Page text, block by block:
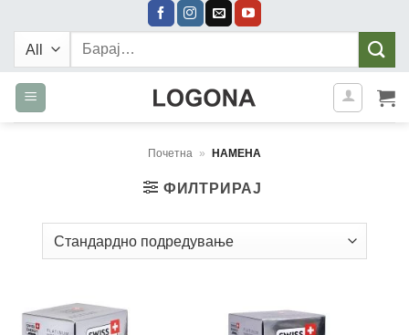
content
Барај:
Почетна » НАМЕНА
ФИЛТРИРАЈ